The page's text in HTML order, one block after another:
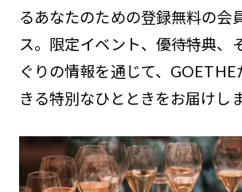
るあなたのための登録無料の会
ス。限定イベント、優待特典、
ぐりの情報を通じて、GOETHE
きる特別なひとときをお届けしま